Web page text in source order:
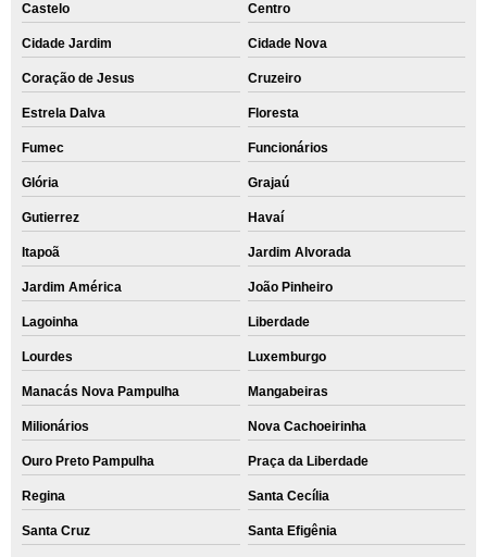
Castelo Centro
Cidade Jardim Cidade Nova
Coração de Jesus Cruzeiro
Estrela Dalva Floresta
Fumec Funcionários
Glória Grajaú
Gutierrez Havaí
Itapoã Jardim Alvorada
Jardim América João Pinheiro
Lagoinha Liberdade
Lourdes Luxemburgo
Manacás Nova Pampulha Mangabeiras
Milionários Nova Cachoeirinha
Ouro Preto Pampulha Praça da Liberdade
Regina Santa Cecília
Santa Cruz Santa Efigênia